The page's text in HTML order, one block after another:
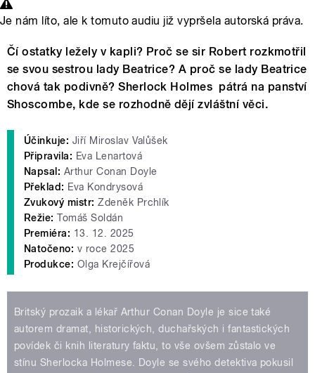
Je nám líto, ale k tomuto audiu již vypršela autorská práva.
Čí ostatky ležely v kapli? Proč se sir Robert rozkmotřil
se svou sestrou lady Beatrice? A proč se lady Beatrice
chová tak podivně? Sherlock Holmes pátrá na panství
Shoscombe, kde se rozhodně dějí zvláštní věci.
Účinkuje: Jiří Miroslav Valůšek
Připravila: Eva Lenartová
Napsal: Arthur Conan Doyle
Překlad: Eva Kondrysová
Zvukový mistr: Zdeněk Prchlík
Režie: Tomáš Soldán
Premiéra: 13. 12. 2025
Natočeno: v roce 2025
Produkce: Olga Krejčířová
Britský prozaik a lékař Arthur Conan Doyle je sice také
autorem dramat, historických, duchařských i fantastických
povídek či knih literatury faktu, to vše ovšem zůstalo ve
stínu Sherlocka Holmese. Doyle se svého detektiva pokusil